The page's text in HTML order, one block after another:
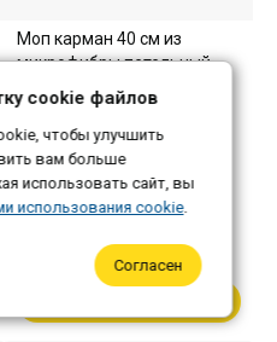
Моп карман 40 см из
микрофибры петельный
«Барашек», белый
308 ₽
Самовывоз: 299 ₽
Количество:1
cookie файлов
чтобы улучшить
вам больше
использовать сайт, вы
использования cookie.
Согласен